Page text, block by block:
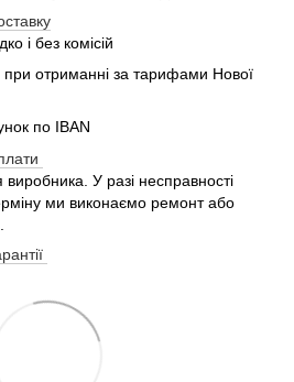
і без комісій
при отриманні за тарифами Нової
по IBAN
виробника. У разі несправності
ми виконаємо ремонт або